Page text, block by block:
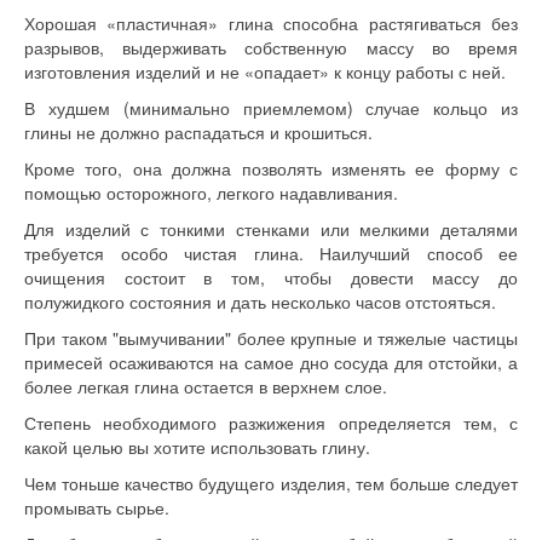
Хорошая «пластичная» глина способна растягиваться без
разрывов, выдерживать собственную массу во время
изготовления изделий и не «опадает» к концу работы с ней.
В худшем (минимально приемлемом) случае кольцо из
глины не должно распадаться и крошиться.
Кроме того, она должна позволять изменять ее форму с
помощью осторожного, легкого надавливания.
Для изделий с тонкими стенками или мелкими деталями
требуется особо чистая глина. Наилучший способ ее
очищения состоит в том, чтобы довести массу до
полужидкого состояния и дать несколько часов отстояться.
При таком "вымучивании" более крупные и тяжелые частицы
примесей осаживаются на самое дно сосуда для отстойки, а
более легкая глина остается в верхнем слое.
Степень необходимого разжижения определяется тем, с
какой целью вы хотите использо­вать глину.
Чем тоньше качество будущего изделия, тем больше следует
промывать сырье.